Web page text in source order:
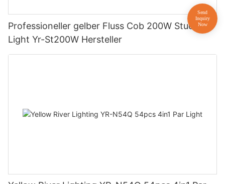
Professioneller gelber Fluss Cob 200W Studio
Light Yr-St200W Hersteller